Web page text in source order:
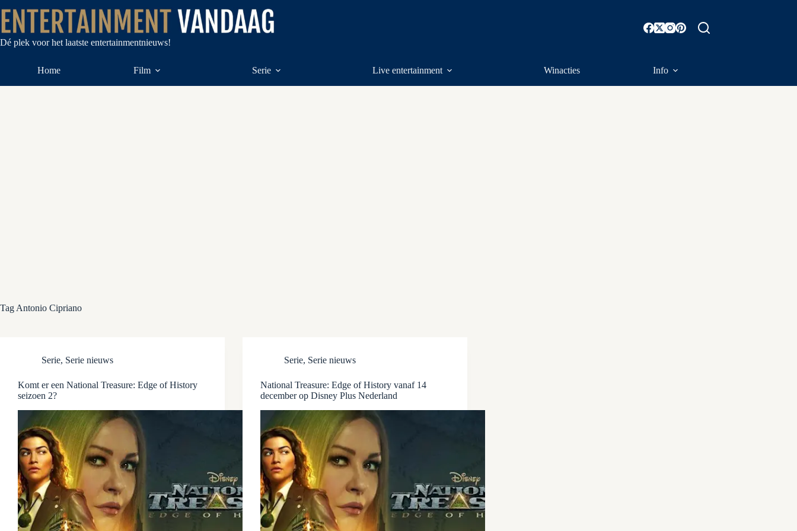
naar
de
inhoud
Dé plek voor het laatste entertainmentnieuws!
Home Film Serie Live entertainment Winacties Info
Tag Antonio Cipriano
Serie, Serie nieuws
Komt er een National Treasure: Edge of History
seizoen 2?
Serie, Serie nieuws
National Treasure: Edge of History vanaf 14
december op Disney Plus Nederland